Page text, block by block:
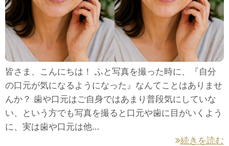
皆さま、こんにちは！ ふと写真を撮った時に、『自分
の口元が気になるようになった』なんてことはありませ
んか？ 歯や口元はご自身ではあまり普段気にしていな
い、という方でも写真を撮ると口元や歯に目がいくよう
に、実は歯や口元は他…
続きを読む